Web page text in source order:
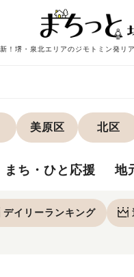
！堺・泉北エリアのジモトミン発リ
美原区 北区
まち・ひと応援 地
デイリーランキング